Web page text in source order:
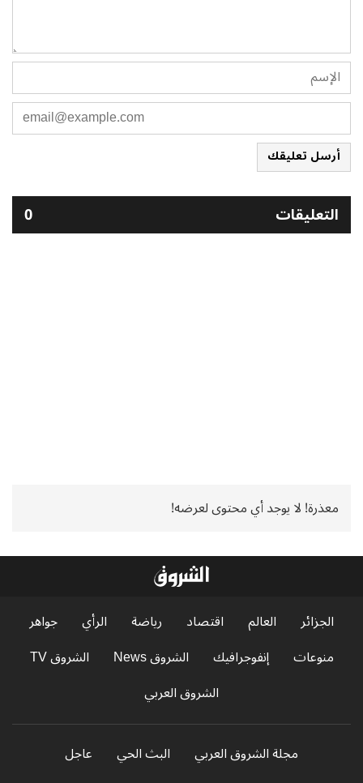
أرسل تعليقك
التعليقات 0
معذرة! لا يوجد أي محتوى لعرضه!
الجزائر العالم اقتصاد رياضة الرأي
جواهر
منوعات
إنفوجرافيك الشروق News
الشروق TV
الشروق العربي
مجلة الشروق العربي البث الحي
عاجل